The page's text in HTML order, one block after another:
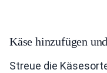
Käse hinzufügen
Streue die